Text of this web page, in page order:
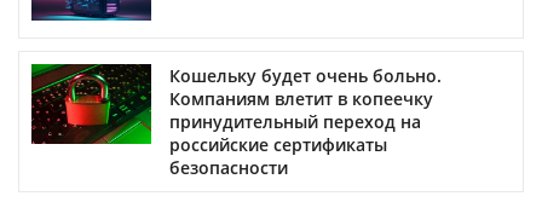
Кошельку будет очень больно.
Компаниям влетит в копеечку
принудительный переход на
российские сертификаты
безопасности